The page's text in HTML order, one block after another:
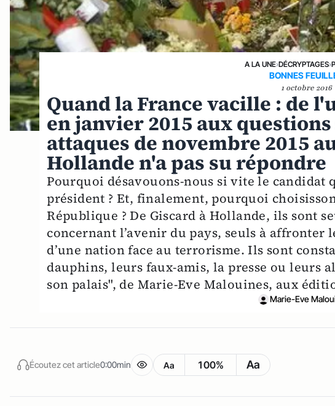
A LA UNE›DÉCRYPTAGES›
BONNES
1 octobre 2016
Quand la France vacille : de
en janvier 2015 aux
attaques de novembre 2015
Hollande n'a pas su répondre
Pourquoi désavouons-nous si vite le candidat
président ? Et, finalement, pourquoi
République ? De Giscard à Hollande, ils sont
concernant l’avenir du pays, seuls à affronter
d’une nation face au terrorisme. Ils sont
dauphins, leurs faux-amis, la presse ou leurs
son palais", de Marie-Eve Malouines, aux
Marie-Eve
Écoutez cet article0:00min Aa 100% Aa